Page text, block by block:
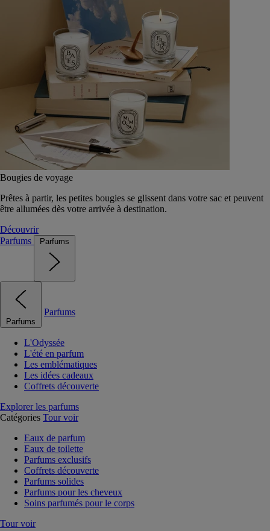
Bougies de voyage
Prêtes à partir, les petites bougies se glissent dans votre sac et peuvent
être allumées dès votre arrivée à destination.
Découvrir
Parfums
Parfums
Parfums
Parfums
L'Odyssée
L'été en parfum
Les emblématiques
Les idées cadeaux
Coffrets découverte
Explorer les parfums
Catégories Tour voir
Eaux de parfum
Eaux de toilette
Parfums exclusifs
Coffrets découverte
Parfums solides
Parfums pour les cheveux
Soins parfumés pour le corps
Tour voir